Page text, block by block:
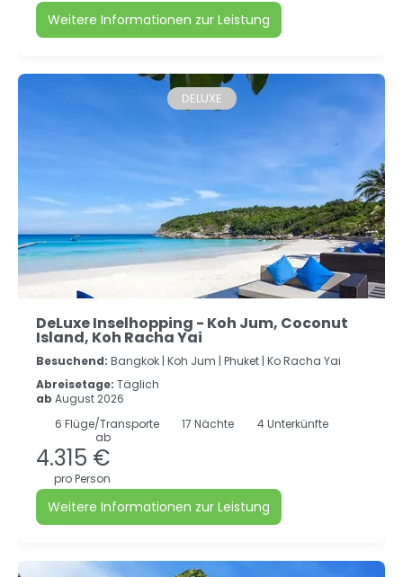
Weitere Informationen zur Leistung
DELUXE
DeLuxe Inselhopping - Koh Jum, Coconut
Island, Koh Racha Yai
Besuchend: Bangkok | Koh Jum | Phuket | Ko Racha Yai
Abreisetage: Täglich
ab August 2026
6 Flüge/Transporte 17 Nächte
4 Unterkünfte
ab
4.315 €
pro Person
Weitere Informationen zur Leistung